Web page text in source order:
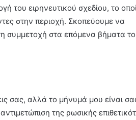
του ειρηνευτικού σχεδίου, το
στην περιοχή. Σκοπεύουμε να
συμμετοχή στα επόμενα βήματα
σας, αλλά το μήνυμά μου είναι
της ρωσικής